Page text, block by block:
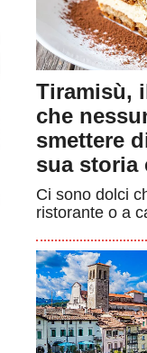
Tiramisù,
che
smettere
sua storia
Ci sono dolci
ristorante o a